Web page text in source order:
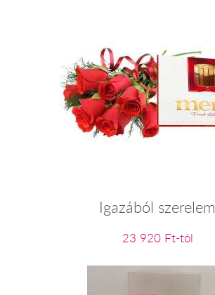
Igazából szerelem
23 920 Ft-tól